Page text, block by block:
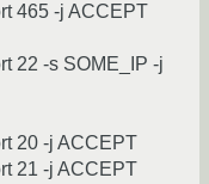
465 -j ACCEPT
22 -s SOME_IP -j
20 -j ACCEPT
21 -j ACCEPT